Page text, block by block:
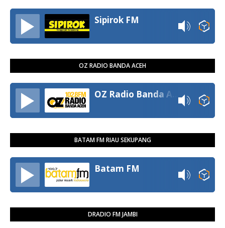
Sipirok FM
OZ RADIO BANDA ACEH
BATAM FM RIAU SEKUPANG
Batam FM
DRADIO FM JAMBI